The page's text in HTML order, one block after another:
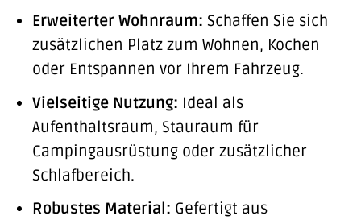
Erweiterter Wohnraum: Schaffen Sie sich
zusätzlichen Platz zum Wohnen, Kochen
oder Entspannen vor Ihrem Fahrzeug.
Vielseitige Nutzung: Ideal als
Aufenthaltsraum, Stauraum für
Campingausrüstung oder zusätzlicher
Schlafbereich.
Robustes Material: Gefertigt aus